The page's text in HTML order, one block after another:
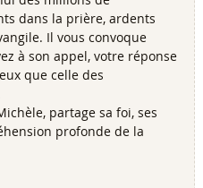
dans la prière, ardents
Il vous convoque
à son appel, votre réponse
que celle des
partage sa foi, ses
profonde de la